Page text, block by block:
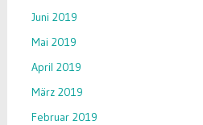
Juni 2019
Mai 2019
April 2019
März 2019
Februar 2019